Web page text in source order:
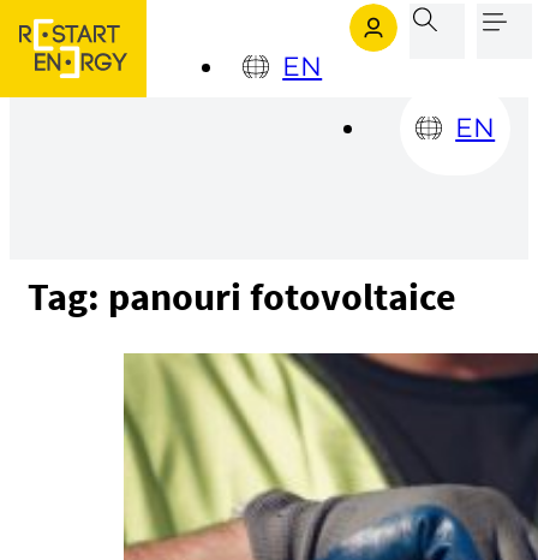
Sari la conținutul principal
EN
EN
Tag: panouri fotovoltaice